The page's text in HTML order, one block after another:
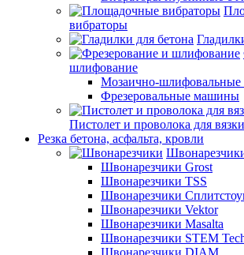
вибраторы
шлифование
Мозаично-
Фрезеровальные машины
Пистолет и проволока для
Резка бетона, асфальта, кровли
Швонарезчики Grost
Швонарезчики TSS
Швонарезчики
Швонарезчики Vektor
Швонарезчики Masalta
Швонарезчики STEM
Швонарезчики DIAM